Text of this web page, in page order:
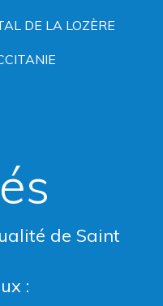
DE LA LOZÈRE
de Saint
: